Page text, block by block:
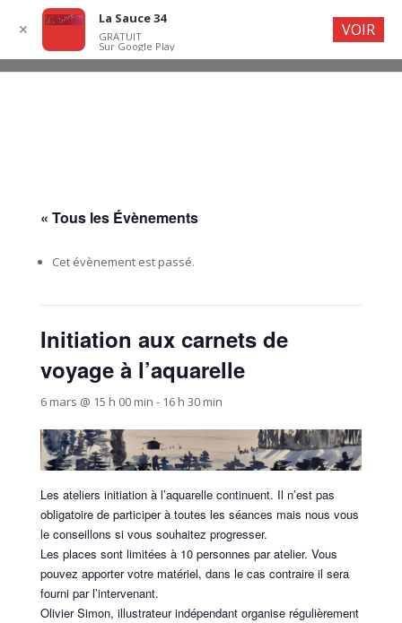
« Tous les Évènements
Cet évènement est passé.
Initiation aux carnets de
voyage à l’aquarelle
6 mars @ 15 h 00 min - 16 h 30 min
Les ateliers initiation à l’aquarelle continuent. Il n’est pas
obligatoire de participer à toutes les séances mais nous vous
le conseillons si vous souhaitez progresser.
Les places sont limitées à 10 personnes par atelier. Vous
pouvez apporter votre matériel, dans le cas contraire il sera
fourni par l’intervenant.
Olivier Simon, illustrateur indépendant organise régulièrement
✕
La Sauce 34
GRATUIT
Sur Google Play
VOIR